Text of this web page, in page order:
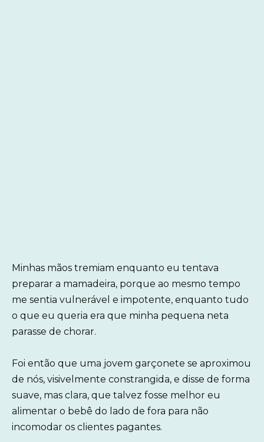
Minhas mãos tremiam enquanto eu tentava
preparar a mamadeira, porque ao mesmo tempo
me sentia vulnerável e impotente, enquanto tudo
o que eu queria era que minha pequena neta
parasse de chorar.
Foi então que uma jovem garçonete se aproximou
de nós, visivelmente constrangida, e disse de forma
suave, mas clara, que talvez fosse melhor eu
alimentar o bebê do lado de fora para não
incomodar os clientes pagantes.